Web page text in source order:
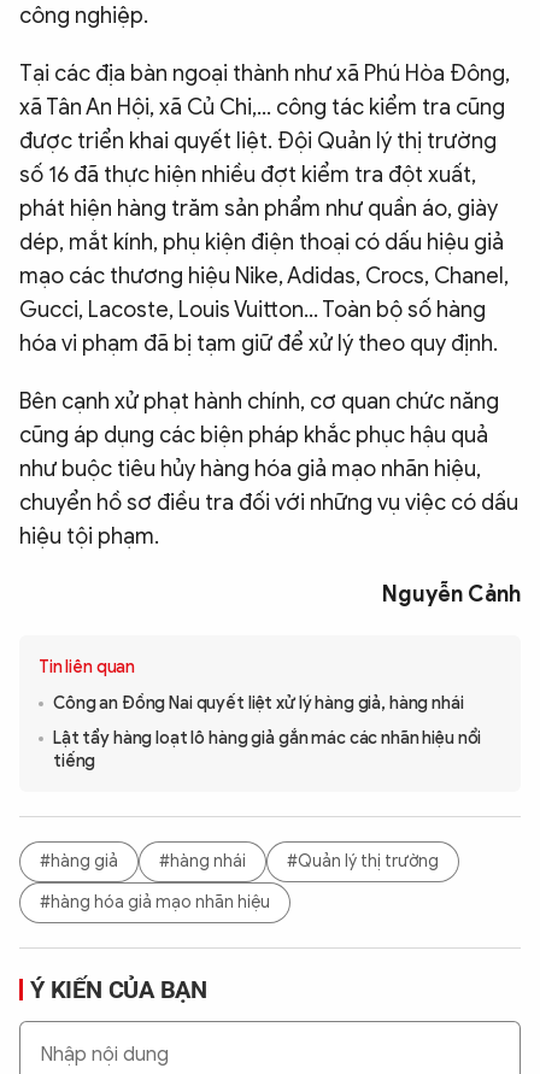
công nghiệp.
Tại các địa bàn ngoại thành như xã Phú Hòa Đông,
xã Tân An Hội, xã Củ Chi,… công tác kiểm tra cũng
được triển khai quyết liệt. Đội Quản lý thị trường
số 16 đã thực hiện nhiều đợt kiểm tra đột xuất,
phát hiện hàng trăm sản phẩm như quần áo, giày
dép, mắt kính, phụ kiện điện thoại có dấu hiệu giả
mạo các thương hiệu Nike, Adidas, Crocs, Chanel,
Gucci, Lacoste, Louis Vuitton... Toàn bộ số hàng
hóa vi phạm đã bị tạm giữ để xử lý theo quy định.
Bên cạnh xử phạt hành chính, cơ quan chức năng
cũng áp dụng các biện pháp khắc phục hậu quả
như buộc tiêu hủy hàng hóa giả mạo nhãn hiệu,
chuyển hồ sơ điều tra đối với những vụ việc có dấu
hiệu tội phạm.
Nguyễn Cảnh
Tin liên quan
Công an Đồng Nai quyết liệt xử lý hàng giả, hàng nhái
Lật tẩy hàng loạt lô hàng giả gắn mác các nhãn hiệu nổi
tiếng
#hàng giả #hàng nhái
#Quản lý thị trường
#hàng hóa giả mạo nhãn hiệu
Ý KIẾN CỦA BẠN